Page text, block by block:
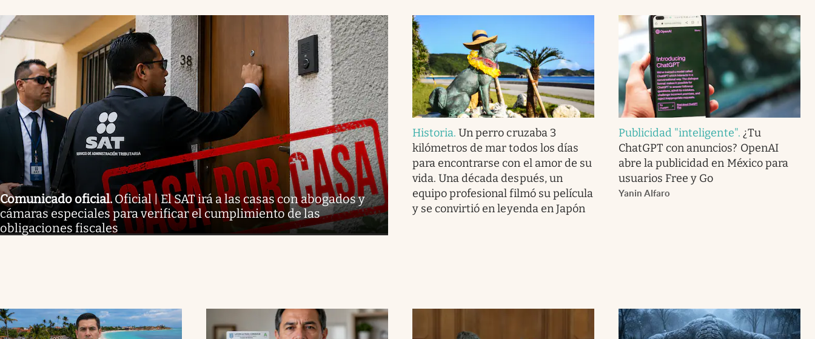
Comunicado oficial.Oficial | El SAT irá a las casas con abogados y
cámaras especiales para verificar el cumplimiento de las
obligaciones fiscales
Historia.Un perro cruzaba 3
kilómetros de mar todos los días
para encontrarse con el amor de su
vida. Una década después, un
equipo profesional filmó su película
y se convirtió en leyenda en Japón
Publicidad "inteligente". ¿Tu
ChatGPT con anuncios? OpenAI
abre la publicidad en México para
usuarios Free y Go
Yanin Alfaro